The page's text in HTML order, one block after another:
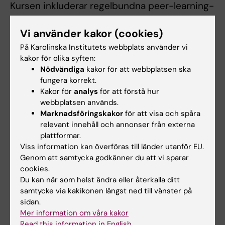
Kursen inkluderar regelbundna peer-learning-
medicinskt, etiskt och kommunikativt
perspektiv. Specialister medverkar i
seminarier och reflektionsmoment.
Schemaläggning kvällstid, helger eller nattetid
kan förekomma.
Undervisning kan ske på engelska, särskilt vid
gemensam placering med internationella
studenter.
Kommentar:
Med "peer-learning" avses en pedagogisk
metod där studenter i grupp aktivt
samarbetar och lär av varandra genom
Vi använder kakor (cookies)
På Karolinska Institutets webbplats använder vi
kakor för olika syften:
Nödvändiga kakor för att webbplatsen ska
fungera korrekt.
Kakor för analys för att förstå hur
webbplatsen används.
Marknadsföringskakor för att visa och spåra
relevant innehåll och annonser från externa
plattformar.
Viss information kan överföras till länder utanför EU.
Genom att samtycka godkänner du att vi sparar
cookies.
Du kan när som helst ändra eller återkalla ditt
samtycke via kakikonen längst ned till vänster på
sidan.
Mer information om våra kakor